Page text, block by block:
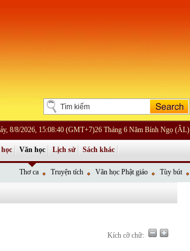
8/8/2026, 15:08:40 (GMT+7)26 Tháng 6 Năm Bính Ngọ (ÂL)
Văn học
Thơ ca Truyện tích Văn học Phật giáo
Tùy bút
Lịch sử Sách khác
Kích cỡ chữ: